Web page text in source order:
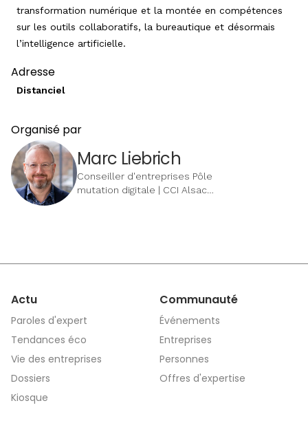
transformation numérique et la montée en compétences
sur les outils collaboratifs, la bureautique et désormais
l’intelligence artificielle.
Adresse
Distanciel
Organisé par
Marc Liebrich
Conseiller d'entreprises Pôle
mutation digitale | CCI Alsace
Actu
Paroles d'expert
Tendances éco
Vie des entreprises
Dossiers
Kiosque
Communauté
Événements
Entreprises
Personnes
Offres d'expertise